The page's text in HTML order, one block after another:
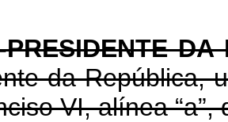
DA
da República,
VI, alínea “a”,